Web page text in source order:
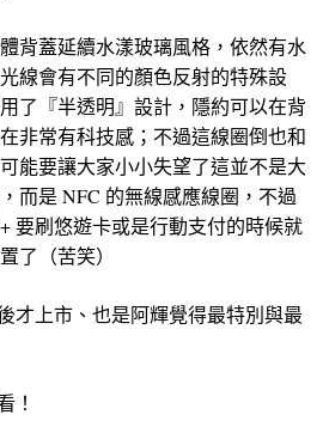
背蓋延續水漾玻璃風格，依然有水
線會有不同的顏色反射的特殊設
了『半透明』設計，隱約可以在背
非常有科技感；不過這線圈倒也和
能要讓大家小小失望了這並不是大
而是 NFC 的無線感應線圈，不過
要刷悠遊卡或是行動支付的時候就
了（苦笑）
才上市、也是阿輝覺得最特別與最
！